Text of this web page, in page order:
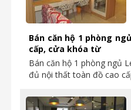
Bán căn hộ 1 phòng
cấp, cửa khóa từ
Bán căn hộ 1 phòng ngủ
đủ nội thất toàn đồ cao